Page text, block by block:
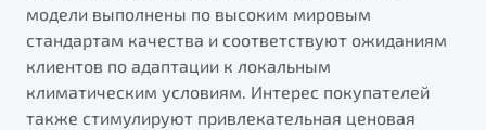
модели выполнены по высоким мировым
стандартам качества и соответствуют ожиданиям
клиентов по адаптации к локальным
климатическим условиям. Интерес покупателей
также стимулируют привлекательная ценовая